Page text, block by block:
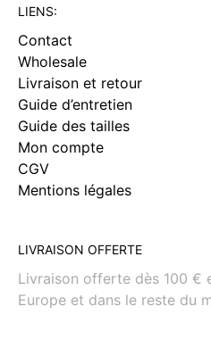
LIENS:
Contact
Wholesale
Livraison et retour
Guide d’entretien
Guide des tailles
Mon compte
CGV
Mentions légales
LIVRAISON OFFERTE
Livraison offerte dès 100 €
Europe et dans le reste du